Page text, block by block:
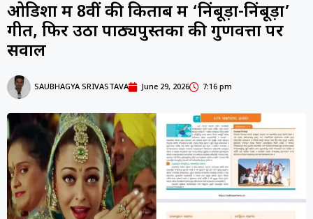
ओडिशा में 8वीं की किताब में ‘निंबूड़ा-निंबूड़ा’
गीत, फिर उठा पाठ्यपुस्तकों की गुणवत्ता पर
सवाल
SAUBHAGYA SRIVASTAVA June 29, 2026 7:16 pm